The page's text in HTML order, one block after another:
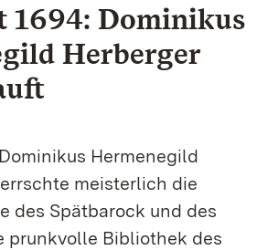
1694: Dominikus
Herberger
Hermenegild
meisterlich die
des Spätbarock und des
prunkvolle Bibliothek des